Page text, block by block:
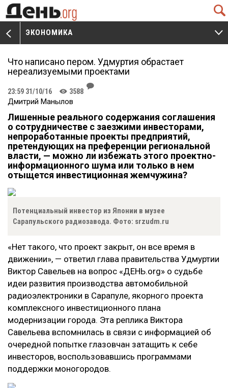
Q
V
ЭКОНОМИКА
W
Что написано пером. Удмуртия обрастает
нереализуемыми проектами
23:59 31/10/16 K 3588
J
Дмитрий Манылов
Лишенные реального содержания соглашения
о сотрудничестве с заезжими инвесторами,
непроработанные проекты предприятий,
претендующих на преференции региональной
власти, — можно ли избежать этого проектно-
информационного шума или только в нем
отыщется инвестиционная жемчужина?
Потенциальный инвестор из Японии в музее
Сарапульского радиозавода. Фото: srzudm.ru
«Нет такого, что проект закрыт, он все время в
движении», — ответил глава правительства Удмуртии
Виктор Савельев на вопрос «ДЕНЬ.org» о судьбе
идеи развития производства автомобильной
радиоэлектроники в Сарапуле, якорного проекта
комплексного инвестиционного плана
модернизации города. Эта реплика Виктора
Савельева вспомнилась в связи с информацией об
очередной попытке глазовчан затащить к себе
инвесторов, воспользовавшись программами
поддержки моногородов.